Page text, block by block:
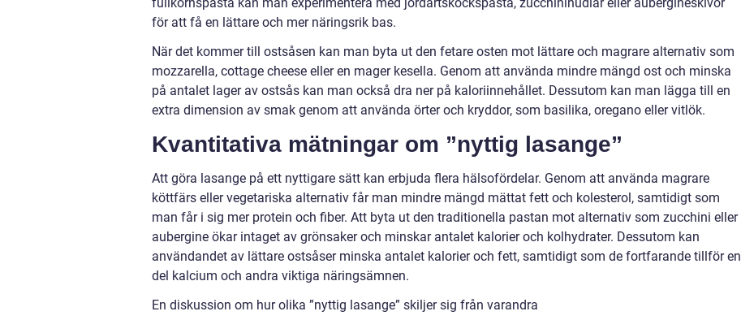
fullkornspasta kan man experimentera med jordärtskockspasta, zucchininudlar eller aubergineskivor
för att få en lättare och mer näringsrik bas.
När det kommer till ostsåsen kan man byta ut den fetare osten mot lättare och magrare alternativ som
mozzarella, cottage cheese eller en mager kesella. Genom att använda mindre mängd ost och minska
på antalet lager av ostsås kan man också dra ner på kaloriinnehållet. Dessutom kan man lägga till en
extra dimension av smak genom att använda örter och kryddor, som basilika, oregano eller vitlök.
Kvantitativa mätningar om ”nyttig lasange”
Att göra lasange på ett nyttigare sätt kan erbjuda flera hälsofördelar. Genom att använda magrare
köttfärs eller vegetariska alternativ får man mindre mängd mättat fett och kolesterol, samtidigt som
man får i sig mer protein och fiber. Att byta ut den traditionella pastan mot alternativ som zucchini eller
aubergine ökar intaget av grönsaker och minskar antalet kalorier och kolhydrater. Dessutom kan
användandet av lättare ostsåser minska antalet kalorier och fett, samtidigt som de fortfarande tillför en
del kalcium och andra viktiga näringsämnen.
En diskussion om hur olika ”nyttig lasange” skiljer sig från varandra